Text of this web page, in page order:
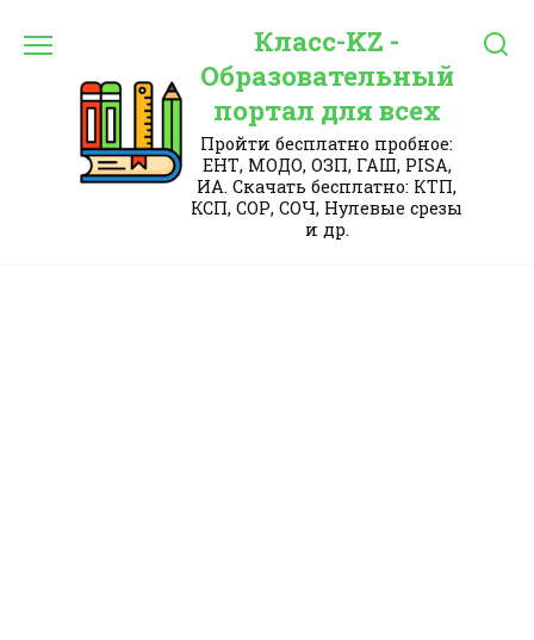
Класс-KZ -
Образовательный
портал для всех
Пройти бесплатно пробное:
ЕНТ, МОДО, ОЗП, ГАШ, PISA,
ИА. Скачать бесплатно: КТП,
КСП, СОР, СОЧ, Нулевые срезы
и др.